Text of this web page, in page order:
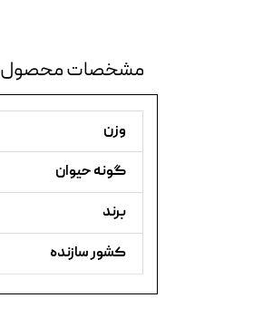
مشخصات محصول
وزن
گونه حیوان
برند
کشور سازنده